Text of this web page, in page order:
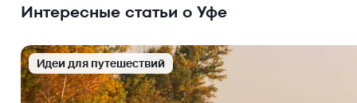
Интересные статьи о Уфе
Идеи для путешествий